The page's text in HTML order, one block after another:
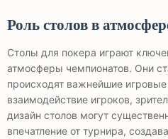
Роль столов в
Столы для покера играют
атмосферы чемпионатов. Они
происходят важнейшие
взаимодействие игроков,
дизайн столов могут
впечатление от турнира,